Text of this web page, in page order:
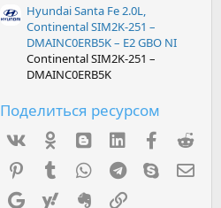
Hyundai Santa Fe 2.0L,
Continental SIM2K-251 –
DMAINC0ERB5K – E2 GBO NI
Continental SIM2K-251 –
DMAINC0ERB5K
Поделиться ресурсом
Ok mes_blogger
Linked InFacebook
PinterestTumblr WhatsAppTelegram
Skype
Google Yahoo Evernote